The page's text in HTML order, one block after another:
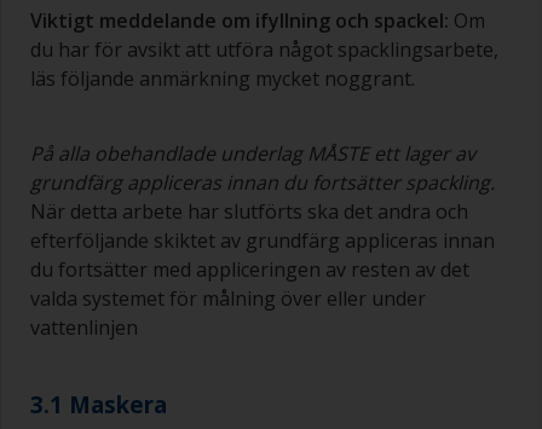
Viktigt meddelande om ifyllning och spackel: Om
du har för avsikt att utföra något spacklingsarbete,
läs följande anmärkning mycket noggrant.
På alla obehandlade underlag MÅSTE ett lager av
grundfärg appliceras innan du fortsätter spackling.
När detta arbete har slutförts ska det andra och
efterföljande skiktet av grundfärg appliceras innan
du fortsätter med appliceringen av resten av det
valda systemet för målning över eller under
vattenlinjen
3.1 Maskera